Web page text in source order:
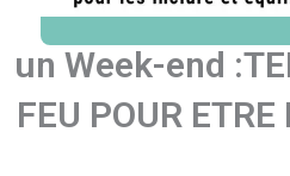
un Week-end
FEU POUR